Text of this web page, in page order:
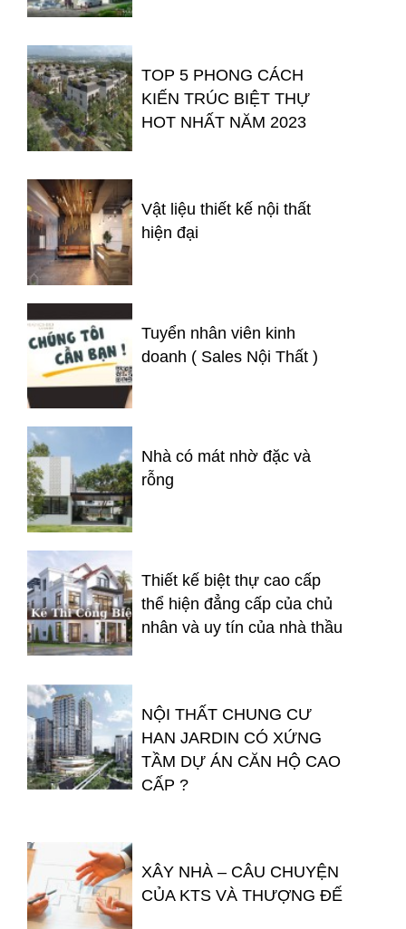
TOP 5 PHONG CÁCH
KIẾN TRÚC BIỆT THỰ
HOT NHẤT NĂM 2023
Vật liệu thiết kế nội thất
hiện đại
Tuyển nhân viên kinh
doanh ( Sales Nội Thất )
Nhà có mát nhờ đặc và
rỗng
Thiết kế biệt thự cao cấp
thể hiện đẳng cấp của chủ
nhân và uy tín của nhà thầu
NỘI THẤT CHUNG CƯ
HAN JARDIN CÓ XỨNG
TẦM DỰ ÁN CĂN HỘ CAO
CẤP ?
XÂY NHÀ – CÂU CHUYỆN
CỦA KTS VÀ THƯỢNG ĐẾ